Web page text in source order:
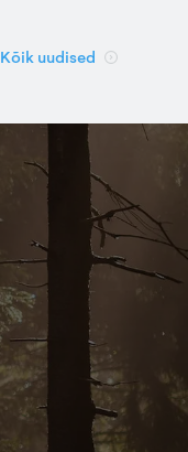
Kõik uudised